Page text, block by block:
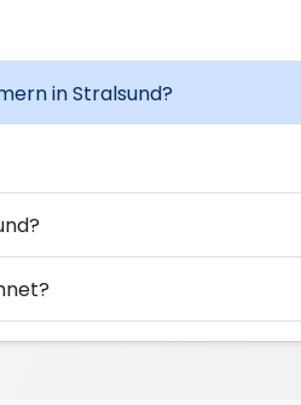
in Stralsund?